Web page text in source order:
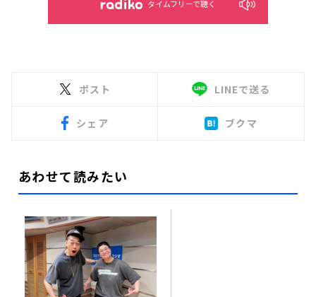
タイムフリーで聴く
ポスト LINEで送る
シェア ブクマ
あわせて読みたい